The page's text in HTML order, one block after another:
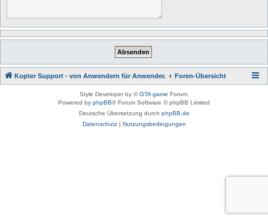
Kopter Support - von Anwendern für Anwender. Foren-Übersicht
Style Developer by ©GTA game Forum.
Powered by phpBB® Forum Software © phpBB Limited
Deutsche Übersetzung durch phpBB.de
Datenschutz| Nutzungsbedingungen